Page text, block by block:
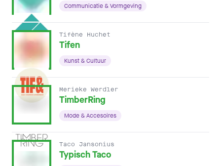
Communicatie & Vormgeving
Tifène Huchet
Tifen
Kunst & Cultuur
Merieke Werdler
TimberRing
Mode & Accesoires
Taco Jansonius
Typisch Taco